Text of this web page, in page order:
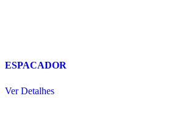
ESPACADOR
Ver Detalhes